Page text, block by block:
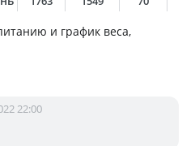
и график веса,
22:00